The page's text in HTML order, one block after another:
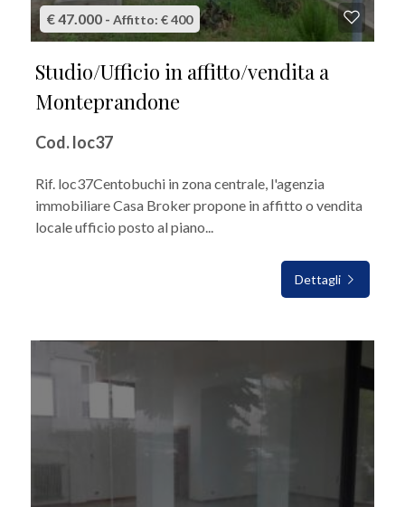
€ 47.000 - Affitto: € 400
Studio/Ufficio in affitto/vendita a
Monteprandone
Cod. loc37
Rif. loc37Centobuchi in zona centrale, l'agenzia
immobiliare Casa Broker propone in affitto o vendita
locale ufficio posto al piano...
Dettagli